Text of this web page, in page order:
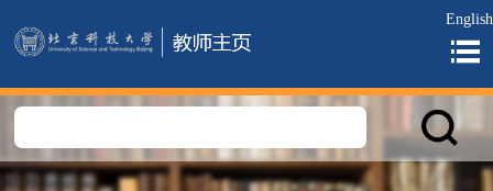
English